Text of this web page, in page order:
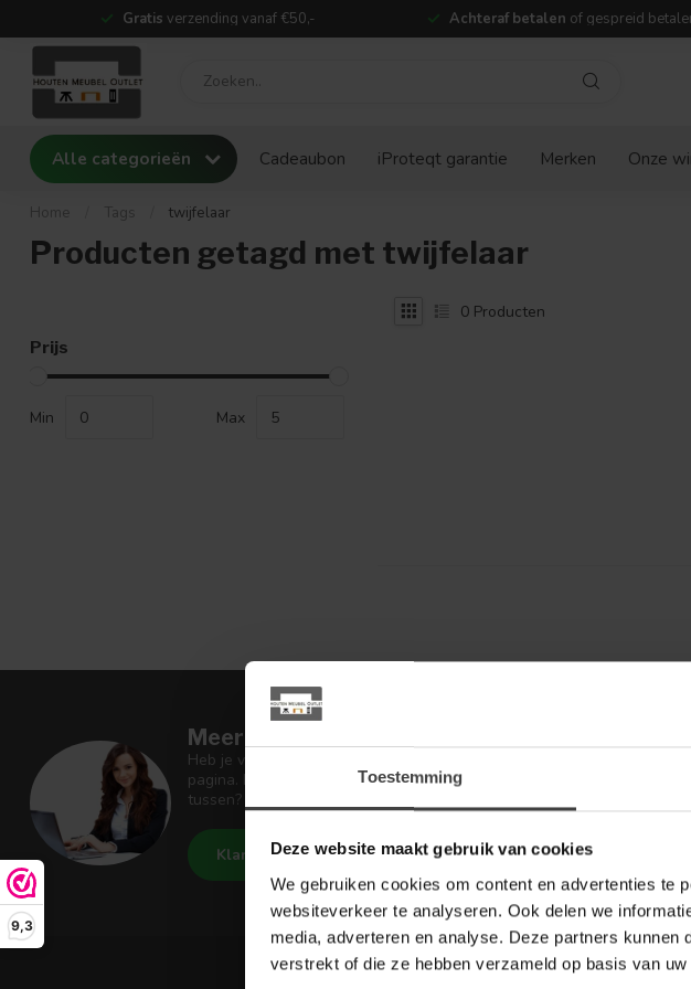
Toestemming
Deze website maakt gebruik van cookies
We gebruiken cookies om content en advertenties te
websiteverkeer te analyseren. Ook delen we
media, adverteren en analyse. Deze partners
verstrekt of die ze hebben verzameld op basis van
9,3
Gratis verzending vanaf €50,- Achteraf betalen of gespreid
Alle categorieën Cadeaubon iProteqt garantie Merken Onze
Home Tags twijfelaar
Producten getagd met twijfelaar
Prijs
Min Max
0 Producten
Meer informatie
Heb je vragen over onze artikelen of jouw aankoop? Bekijk dan de
pagina. Daar staan antwoorden op veel gestelde vragen. Staat jouw
tussen? Dan staat er ook vermeld hoe je contact met ons kunt opnemen.
Klantenservice De Woon Winkel